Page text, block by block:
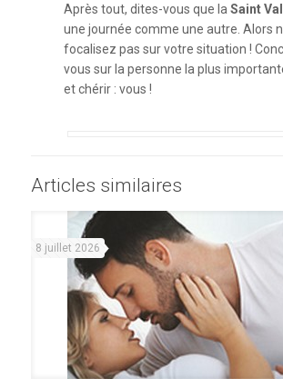
Après tout, dites-vous que laSaint
une journée comme une autre. Alors
focalisez pas sur votre situation !
vous sur la personne la plus
et chérir : vous !
Articles similaires
8 juillet 2026